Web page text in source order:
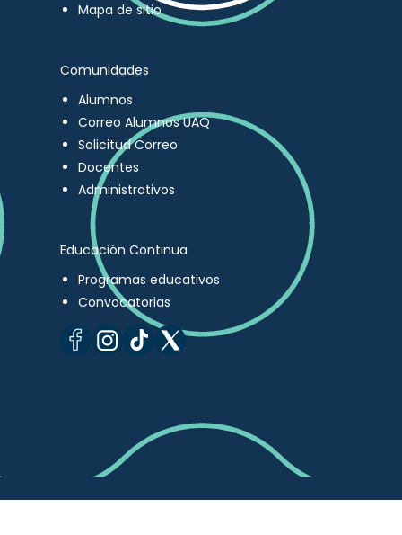
Mapa de sitio
Comunidades
Alumnos
Correo Alumnos UAQ
Solicitud Correo
Docentes
Administrativos
Educación Continua
Programas educativos
Convocatorias